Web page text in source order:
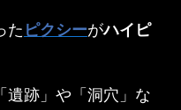
た ピクシーがハイピ
遺跡」や「洞穴」な